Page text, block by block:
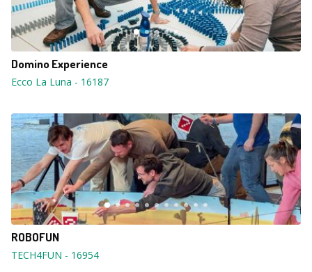
Domino Experience
Ecco La Luna - 16187
ROBOFUN
TECH4FUN - 16954